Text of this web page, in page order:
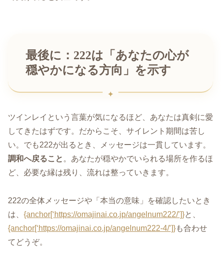
最後に：222は「あなたの心が
穏やかになる方向」を示す
ツインレイという言葉が気になるほど、あなたは真剣に愛
してきたはずです。だからこそ、サイレント期間は苦し
い。でも222が出るとき、メッセージは一貫しています。
調和へ戻ること 。あなたが穏やかでいられる場所を作るほ
ど、必要な縁は残り、流れは整っていきます。
222の全体メッセージや「本当の意味」を確認したいとき
は、 {anchor[‘https://omajinai.co.jp/angelnum222/’]}と、
{anchor[‘https://omajinai.co.jp/angelnum222-4/’]}も合わせ
てどうぞ。